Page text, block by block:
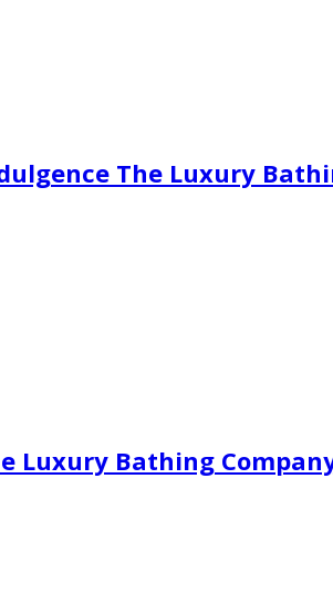
The Luxury
Luxury Bathing